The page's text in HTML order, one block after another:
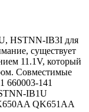
HSTNN-IB3I для
существует
11.1V, который
Совместимые
660003-141
IB1U
QK651AA